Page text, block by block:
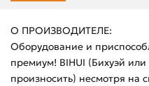
О ПРОИЗВОДИТЕЛЕ:
Оборудование и
премиум! BIHUI (Бихуэй
произносить) несмотря на